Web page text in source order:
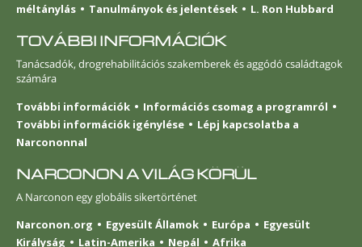
méltánylás
Tanulmányok és jelentések L. Ron Hubbard
TOVÁBBI INFORMÁCIÓK
Tanácsadók, drogrehabilitációs szakemberek és aggódó családtagok
számára
További információk
Információs csomag a programról
További információk igénylése
Lépj kapcsolatba a
Narcononnal
NARCONON A VILÁG KÖRÜL
A Narconon egy globális sikertörténet
Narconon.org
Egyesült Államok Európa
Egyesült
Királyság
Latin-Amerika Nepál Afrika